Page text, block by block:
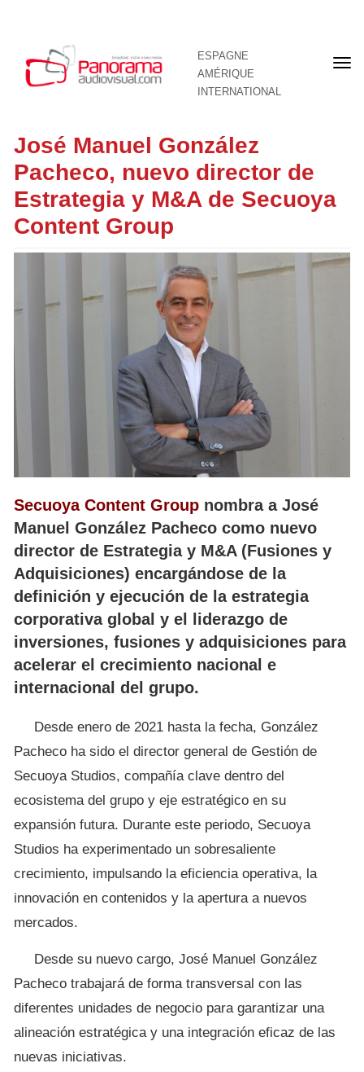
ESPAGNE
AMÉRIQUE
INTERNATIONAL
José Manuel González
Pacheco, nuevo director de
Estrategia y M&A de Secuoya
Content Group
Secuoya Content Group nombra a José
Manuel González Pacheco como nuevo
director de Estrategia y M&A (Fusiones y
Adquisiciones) encargándose de la
definición y ejecución de la estrategia
corporativa global y el liderazgo de
inversiones, fusiones y adquisiciones para
acelerar el crecimiento nacional e
internacional del grupo.
Desde enero de 2021 hasta la fecha, González
Pacheco ha sido el director general de Gestión de
Secuoya Studios, compañía clave dentro del
ecosistema del grupo y eje estratégico en su
expansión futura. Durante este periodo, Secuoya
Studios ha experimentado un sobresaliente
crecimiento, impulsando la eficiencia operativa, la
innovación en contenidos y la apertura a nuevos
mercados.
Desde su nuevo cargo, José Manuel González
Pacheco trabajará de forma transversal con las
diferentes unidades de negocio para garantizar una
alineación estratégica y una integración eficaz de las
nuevas iniciativas.